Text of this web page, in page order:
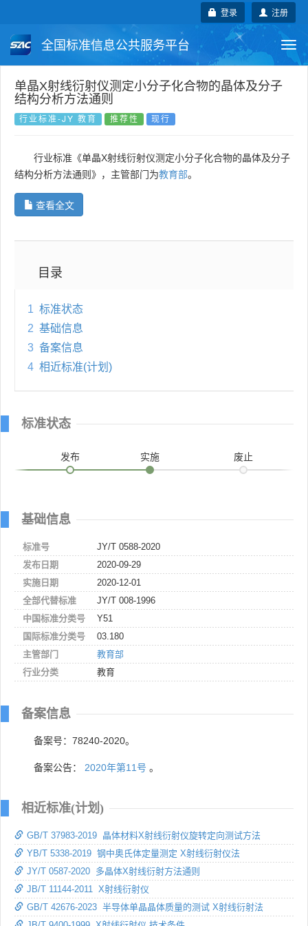
注册
登录
全国标准信息公共服务平台
国家标准 行业标准 地方标准
团体标准 企业标准
国外标准 技术委员会
单晶X射线衍射仪测定小分子化合物的晶体及分子
结构分析方法通则
行业标准-JY 教育 推荐性 现行
行业标准《单晶X射线衍射仪测定小分子化合物的晶体及分子
结构分析方法通则》，主管部门为教育部。
查看全文
目录
1 标准状态
2 基础信息
3 备案信息
4 相近标准(计划)
标准状态
发布 实施 废止
基础信息
标准号
JY/T 0588-2020
发布日期
2020-09-29
实施日期
2020-12-01
全部代替标准
JY/T 008-1996
中国标准分类号
Y51
国际标准分类号
03.180
主管部门
教育部
行业分类
教育
备案信息
备案号：78240-2020。
备案公告： 2020年第11号 。
相近标准(计划)
GB/T 37983-2019 晶体材料X射线衍射仪旋转定向测试方法
YB/T 5338-2019 钢中奥氏体定量测定 X射线衍射仪法
JY/T 0587-2020 多晶体X射线衍射方法通则
JB/T 11144-2011 X射线衍射仪
GB/T 42676-2023 半导体单晶晶体质量的测试 X射线衍射法